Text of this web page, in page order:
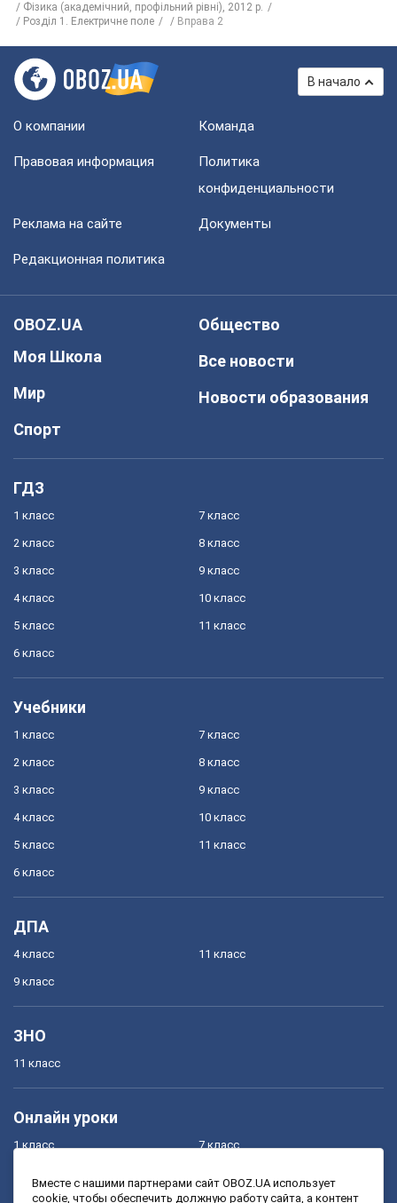
Фізика (академічний, профільний рівні), 2012 р.
Розділ 1. Електричне поле
Вправа 2
В начало
О компании Команда
Правовая информация
Политика
конфиденциальности
Реклама на сайте Документы
Редакционная политика
OBOZ.UA
Моя Школа
Мир
Спорт
Общество
Все новости
Новости образования
ГДЗ
1 класс
2 класс
3 класс
4 класс
5 класс
6 класс
7 класс
8 класс
9 класс
10 класс
11 класс
Учебники
1 класс
2 класс
3 класс
4 класс
5 класс
6 класс
7 класс
8 класс
9 класс
10 класс
11 класс
ДПА
4 класс
9 класс
11 класс
ЗНО
11 класс
Онлайн уроки
1 класс
3 класс
7 класс
9 класс
Вместе с нашими партнерами сайт OBOZ.UA использует
cookie, чтобы обеспечить должную работу сайта, а контент